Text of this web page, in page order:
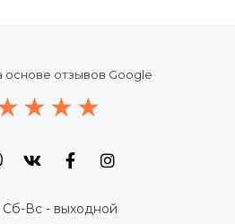
основе отзывов Google
Вс - выходной